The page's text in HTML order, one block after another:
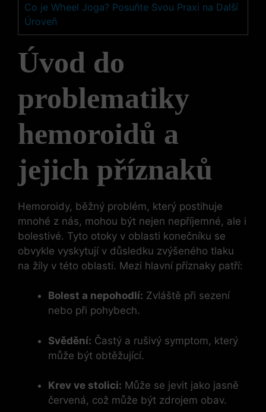
Co je Wheel Joga? Posuňte Svou Praxi na Další
Úroveň
Úvod do
problematiky
hemoroidů a
jejich příznaků
Hemoroidy, běžný problém, který postihuje
mnohé z nás, mohou být nejen nepříjemné, ale i
bolestivé. Tyto otoky v oblasti konečníku se
obvykle vyskytují v důsledku zvýšeného tlaku
na žíly v této oblasti. Mezi hlavní příznaky patří:
Bolest a nepohodlí: Zvláště při sezení
nebo při pohybech.
Svědění: Častý a rušivý symptom, který
může být obtěžující.
Krev ve stolici: Může se jevit jako jasně
červená, což může být zdrojem obav.